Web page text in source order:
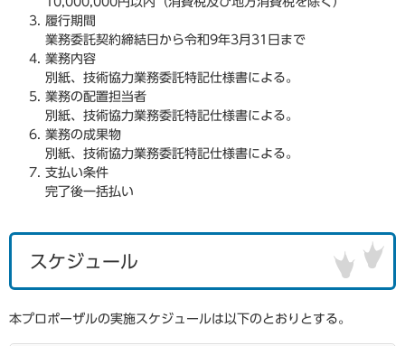
履行期間
業務委託契約締結日から令和9年3月31日まで
業務内容
別紙、技術協力業務委託特記仕様書による。
業務の配置担当者
別紙、技術協力業務委託特記仕様書による。
業務の成果物
別紙、技術協力業務委託特記仕様書による。
支払い条件
完了後一括払い
スケジュール
本プロポーザルの実施スケジュールは以下のとおりとする。